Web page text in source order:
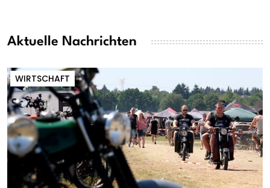
Aktuelle Nachrichten
WIRTSCHAFT